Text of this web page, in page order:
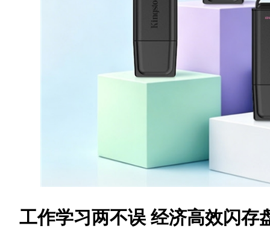
工作学习两不误 经济高效闪存